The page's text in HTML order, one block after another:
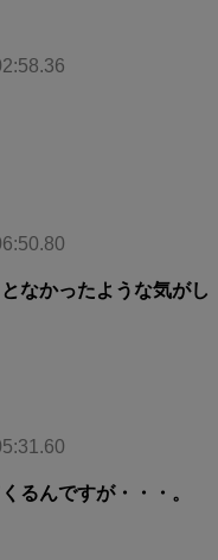
なかったような気がし
るんですが・・・。